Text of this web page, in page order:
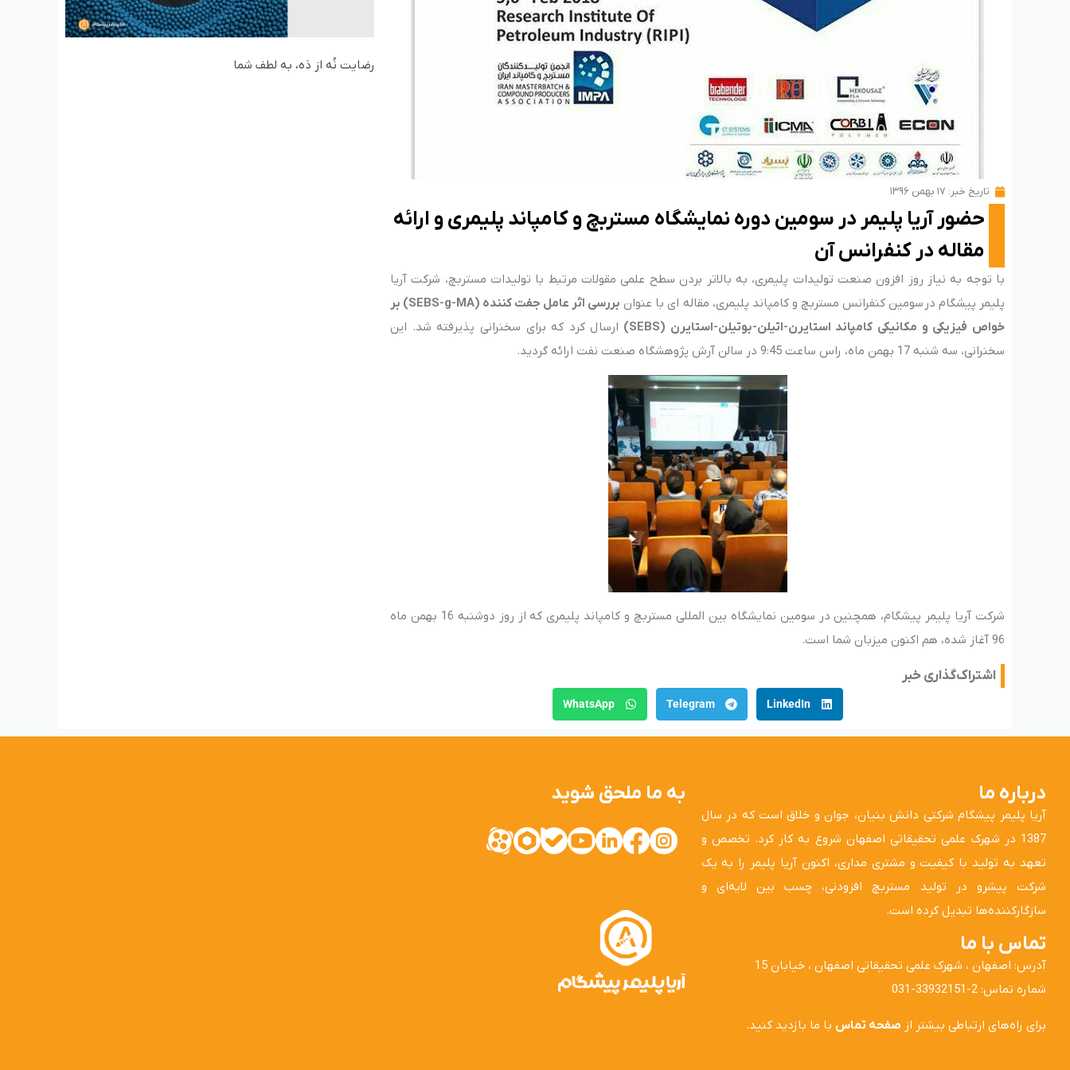
تاریخ خبر: ۱۷ بهمن ۱۳۹۶
حضور آریا پلیمر در سومین دوره نمایشگاه مستربچ و کامپاند پلیمری و ارائه
مقاله در کنفرانس آن
با توجه به نیاز روز افزون صنعت تولیدات پلیمری، به بالاتر بردن سطح علمی مقولات مرتبط با تولیدات مستربچ، شرکت آریا
پلیمر پیشگام در سومین کنفرانس مستربچ و کامپاند پلیمری، مقاله ای با عنوان بررسی اثر عامل جفت کننده
(SEBS-g-MA) بر
خواص فیزیکی و مکانیکی کامپاند استایرن-اتیلن-بوتیلن-استایرن (SEBS)
ارسال کرد که برای سخنرانی پذیرفته شد. این
سخنرانی، سه شنبه 17 بهمن ماه، راس ساعت 9:45 در سالن آرش پژوهشگاه صنعت نفت ارائه گردید.
شرکت آریا پلیمر پیشگام، همچنین در سومین نمایشگاه بین المللی مستربچ و کامپاند پلیمری که از روز دوشنبه 16 بهمن ماه
96 آغاز شده، هم اکنون میزبان شما است.
اشتراک‌گذاری خبر
LinkedIn
Telegram
WhatsApp
رضایت نُه از دَه، به لطف شما
درباره ما
آریا پلیمر پیشگام شرکتی دانش بنیان، جوان و خلاق است که در سال
1387 در شهرک علمی تحقیقاتی اصفهان شروع به کار کرد. تخصص و
تعهد به تولید با کیفیت و مشتری مداری، اکنون آریا پلیمر را به یک
شرکت پیشرو در تولید مستربچ افزودنی، چسب بین لایه‌ای و
سازگارکننده‌ها تبدیل کرده است.
تماس با ما
آدرس: اصفهان ، شهرک علمی تحقیقاتی اصفهان ، خیابان 15
شماره تماس: 2-33932151-031
برای راه‌های ارتباطی بیشتر از صفحه تماس با ما بازدید کنید.
به ما ملحق شوید